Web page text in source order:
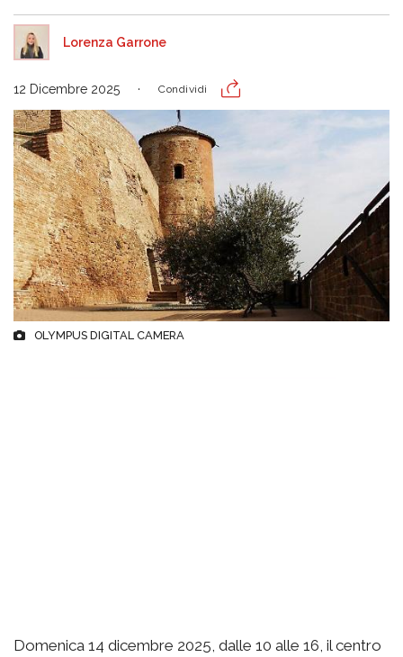
Lorenza Garrone
12 Dicembre 2025 Condividi
OLYMPUS DIGITAL CAMERA
Domenica 14 dicembre 2025, dalle 10 alle 16, il centro